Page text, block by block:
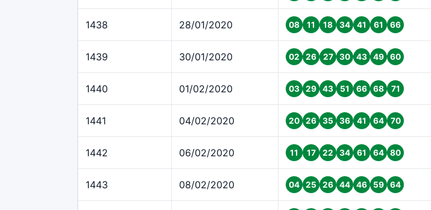
1438 28/01/2020 08 11 18 34 41 61 66
1439 30/01/2020 02 26 27 30 43 49 60
1440 01/02/2020 03 29 43 51 66 68 71
1441 04/02/2020 20 26 35 36 41 64 70
1442 06/02/2020 11 17 22 34 61 64 80
1443 08/02/2020 04 25 26 44 46 59 64